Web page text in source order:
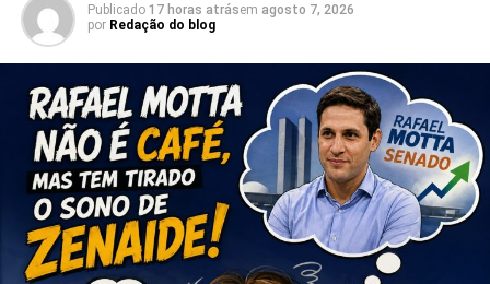
Publicado 17 horas atrásem agosto 7, 2026
por Redação do blog